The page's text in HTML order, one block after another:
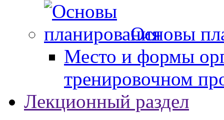
Основы
Место и формы
тренировочном
Лекционный раздел